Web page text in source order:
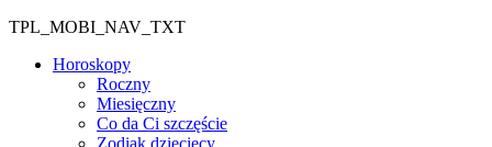
TPL_MOBI_NAV_TXT
Horoskopy
Roczny
Miesięczny
Co da Ci szczęście
Zodiak dziecięcy